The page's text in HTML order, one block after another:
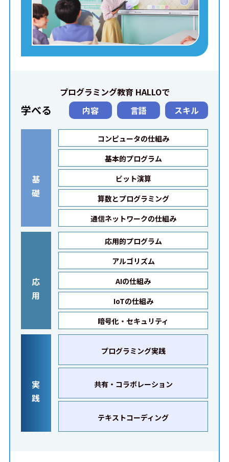
プログラミング教育 HALLOで
学べる 内容 言語 スキル
基
礎
コンピュータの仕組み
基本的プログラム
ビット演算
算数とプログラミング
通信ネットワークの仕組み
応
用
応用的プログラム
アルゴリズム
AIの仕組み
IoTの仕組み
暗号化・セキュリティ
実
践
プログラミング実践
共有・コラボレーション
テキストコーディング